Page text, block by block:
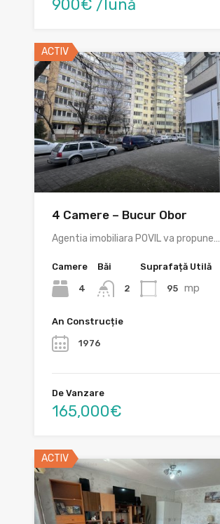
900€ /lună
ACTIV
4 Camere – Bucur Obor
Agentia imobiliara POVIL va propune…
Camere
4
Băi
2
Suprafață Utilă
95 mp
An Construcție
1976
De Vanzare
165,000€
ACTIV